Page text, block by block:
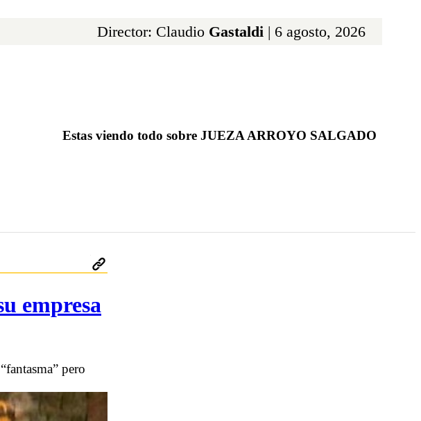
Director: Claudio Gastaldi | 6 agosto, 2026
Estas viendo todo sobre JUEZA ARROYO SALGADO
empresa
pero